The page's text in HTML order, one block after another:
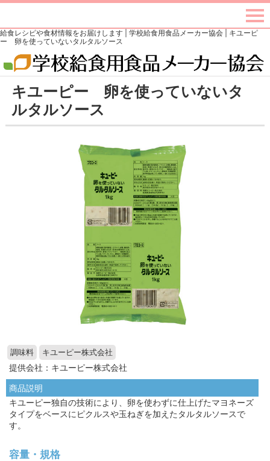
給食レシピや食材情報をお届けします | 学校給食用食品メーカー協会 | キユーピ
ー 卵を使っていないタルタルソース
キユーピー 卵を使っていないタ
ルタルソース
調味料 キユーピー株式会社
提供会社：キユーピー株式会社
商品説明
キユーピー独自の技術により、卵を使わずに仕上げたマヨネーズ
タイプをベースにピクルスや玉ねぎを加えたタルタルソースで
す。
容量・規格